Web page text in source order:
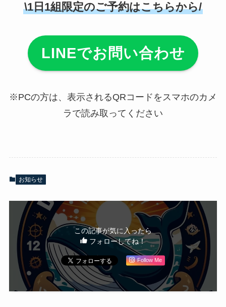
\1日1組限定のご予約はこちらから/
LINEでお問い合わせ
※PCの方は、表示されるQRコードをスマホのカメ
ラで読み取ってください
お知らせ
この記事が気に入ったら
フォローしてね！
Follow Me